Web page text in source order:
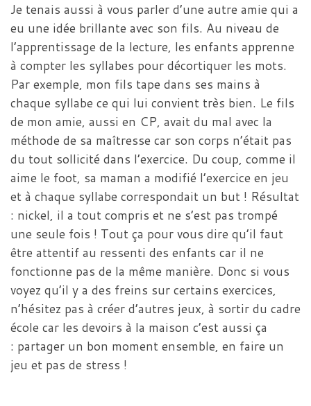
Je tenais aussi à vous parler d’une autre amie qui a
eu une idée brillante avec son fils. Au niveau de
l’apprentissage de la lecture, les enfants apprenne
à compter les syllabes pour décortiquer les mots.
Par exemple, mon fils tape dans ses mains à
chaque syllabe ce qui lui convient très bien. Le fils
de mon amie, aussi en CP, avait du mal avec la
méthode de sa maîtresse car son corps n’était pas
du tout sollicité dans l’exercice. Du coup, comme il
aime le foot, sa maman a modifié l’exercice en jeu
et à chaque syllabe correspondait un but ! Résultat
: nickel, il a tout compris et ne s’est pas trompé
une seule fois ! Tout ça pour vous dire qu’il faut
être attentif au ressenti des enfants car il ne
fonctionne pas de la même manière. Donc si vous
voyez qu’il y a des freins sur certains exercices,
n’hésitez pas à créer d’autres jeux, à sortir du cadre
école car les devoirs à la maison c’est aussi ça
: partager un bon moment ensemble, en faire un
jeu et pas de stress !